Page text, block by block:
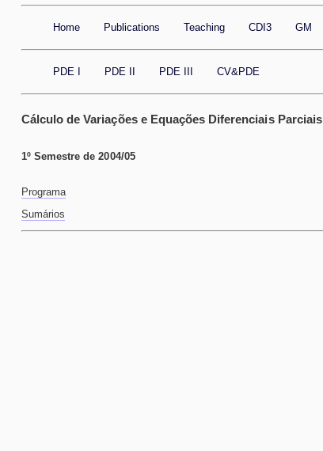
Home Publications Teaching CDI3 GM
PDE I PDE II PDE III CV&PDE
Cálculo de Variações e Equações Diferenciais Parciais
1º Semestre de 2004/05
Programa
Sumários